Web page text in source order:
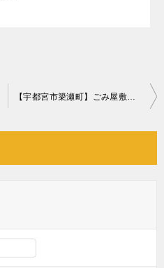
【宇都宮市簗瀬町】ごみ屋敷状態になっているお部屋の片付け作業